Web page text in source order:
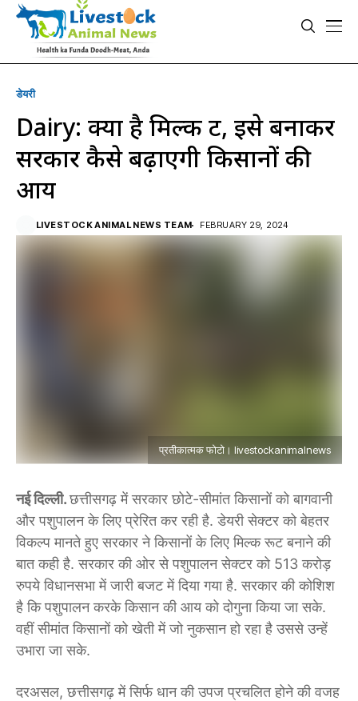
डेयरी
Dairy: क्या है मिल्क रूट, इसे बनाकर
सरकार कैसे बढ़ाएगी किसानों की
आय
LIVESTOCK ANIMAL NEWS TEAM FEBRUARY 29, 2024
प्रतीकात्मक फोटो। livestockanimalnews
नई दिल्ली.छत्तीसगढ़ में सरकार छोटे-सीमांत किसानों को बागवानी
और पशुपालन के लिए प्रेरित कर रही है. डेयरी सेक्टर को बेहतर
विकल्प मानते हुए सरकार ने किसानों के लिए मिल्क रूट बनाने की
बात कही है. सरकार की ओर से पशुपालन सेक्टर को 513 करोड़
रुपये विधानसभा में जारी बजट में दिया गया है. सरकार की कोशिश
है कि पशुपालन करके किसान की आय को दोगुना किया जा सके.
वहीं सीमांत किसानों को खेती में जो नुकसान हो रहा है उससे उन्हें
उभारा जा सके.
दरअसल, छत्तीसगढ़ में सिर्फ धान की उपज प्रचलित होने की वजह